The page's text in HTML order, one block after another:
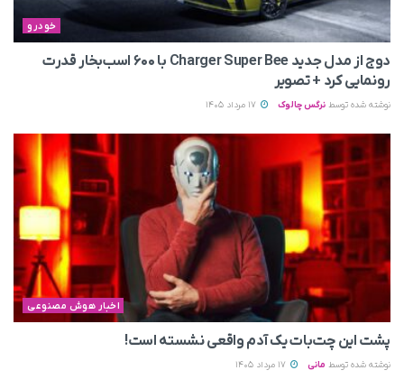
خودرو
دوج از مدل جدید Charger Super Bee با ۶۰۰ اسب‌بخار قدرت
رونمایی کرد + تصویر
نوشته شده توسط نرگس چالوک
اخبار هوش مصنوعی
پشت این چت‌بات یک آدم واقعی نشسته است!
نوشته شده توسط مانی